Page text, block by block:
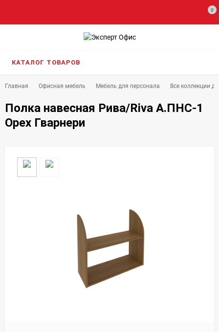
0
КАТАЛОГ ТОВАРОВ
Главная Офисная мебель Мебель для персонала Все коллекции
Полка навесная Рива/Riva А.ПНС-1
Орех Гварнери